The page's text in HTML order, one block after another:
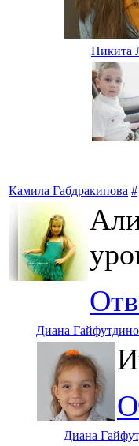
Никита
Камила Габдракипова #
Диана
Диана